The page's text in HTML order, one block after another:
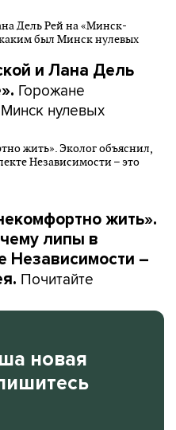
и Лана Дель
Горожане
нулевых
жить».
липы в
Независимости –
Почитайте
новая